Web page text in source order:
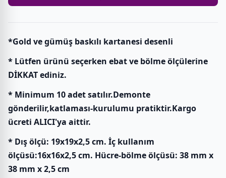
*Gold ve gümüş baskılı kartanesi desenli
* Lütfen ürünü seçerken ebat ve bölme ölçülerine
DİKKAT ediniz.
* Minimum 10 adet satılır.Demonte
gönderilir,katlaması-kurulumu pratiktir.Kargo
ücreti ALICI'ya aittir.
* Dış ölçü: 19x19x2,5 cm. İç kullanım
ölçüsü:16x16x2,5 cm. Hücre-bölme ölçüsü: 38 mm x
38 mm x 2,5 cm